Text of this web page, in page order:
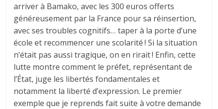
arriver à Bamako, avec les 300 euros offerts
généreusement par la France pour sa réinsertion,
avec ses troubles cognitifs… taper à la porte d’une
école et recommencer une scolarité ! Si la situation
n’était pas aussi tragique, on en rirait ! Enfin, cette
lutte montre comment le préfet, représentant de
l’État, juge les libertés fondamentales et
notamment la liberté d’expression. Le premier
exemple que je reprends fait suite à votre demande